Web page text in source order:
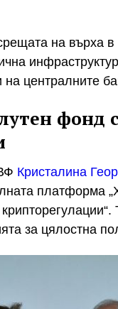
на върха
централните
фонд
Кристалина
платформа
за цялостна